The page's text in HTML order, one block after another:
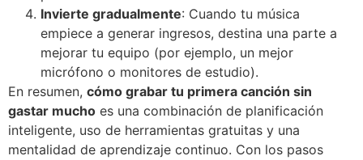
Invierte gradualmente: Cuando tu música
empiece a generar ingresos, destina una parte a
mejorar tu equipo (por ejemplo, un mejor
micrófono o monitores de estudio).
En resumen, cómo grabar tu primera canción sin
gastar mucho es una combinación de planificación
inteligente, uso de herramientas gratuitas y una
mentalidad de aprendizaje continuo. Con los pasos